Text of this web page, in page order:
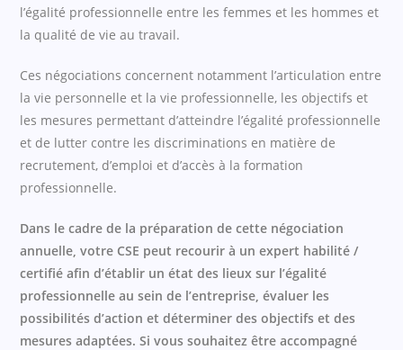
l’égalité professionnelle entre les femmes et les hommes et
la qualité de vie au travail.
Ces négociations concernent notamment l’articulation entre
la vie personnelle et la vie professionnelle, les objectifs et
les mesures permettant d’atteindre l’égalité professionnelle
et de lutter contre les discriminations en matière de
recrutement, d’emploi et d’accès à la formation
professionnelle.
Dans le cadre de la préparation de cette négociation
annuelle, votre CSE peut recourir à un expert habilité /
certifié afin d’établir un état des lieux sur l’égalité
professionnelle au sein de l’entreprise, évaluer les
possibilités d’action et déterminer des objectifs et des
mesures adaptées. Si vous souhaitez être accompagné